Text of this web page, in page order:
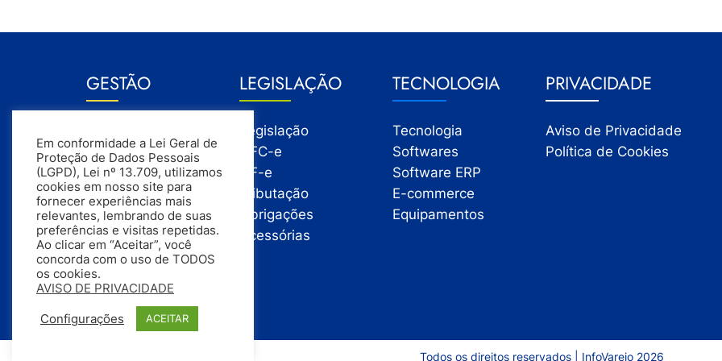
GESTÃO
Gestão Financeira
Gestão de Pessoas
Compras
Estoque
Vendas
LEGISLAÇÃO
Legislação
NFC-e
NF-e
Tributação
Obrigações
Acessórias
TECNOLOGIA
Tecnologia
Softwares
Software ERP
E-commerce
Equipamentos
PRIVACIDADE
Aviso de Privacidade
Política de Cookies
Todos os direitos reservados | InfoVarejo 2026
Em conformidade a Lei Geral de
Proteção de Dados Pessoais
(LGPD), Lei nº 13.709, utilizamos
cookies em nosso site para
fornecer experiências mais
relevantes, lembrando de suas
preferências e visitas repetidas.
Ao clicar em “Aceitar”, você
concorda com o uso de TODOS
os cookies.
AVISO DE PRIVACIDADE
Configurações ACEITAR